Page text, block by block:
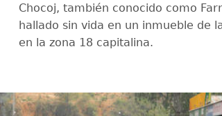
Chocoj, también conocido como
hallado sin vida en un inmueble de
en la zona 18 capitalina.